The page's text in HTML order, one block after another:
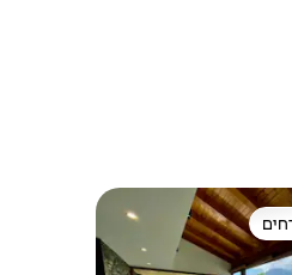
על ידי אורחים